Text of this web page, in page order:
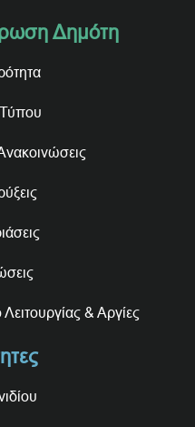
Δημότη
Τύπου
& Αργίες